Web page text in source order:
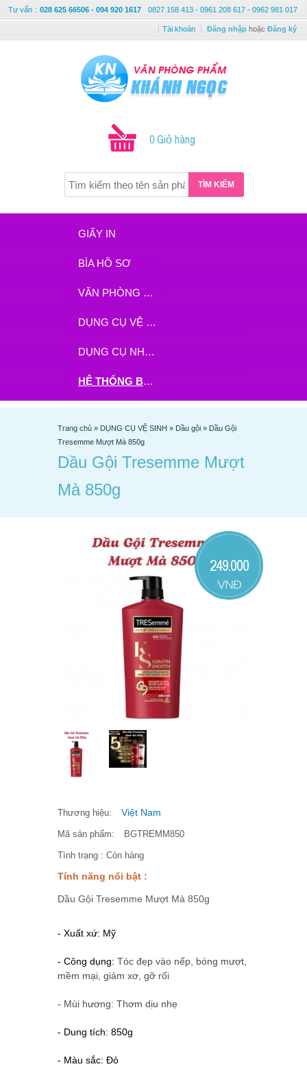
Tư vấn : 028 625 66506 - 094 920 1617 0827 158 413 - 0961 208 617 - 0962 981 017
Tài khoản Đăng nhập hoặc Đăng ký
0 Giỏ hàng
TÌM KIẾM
GIẤY IN
BÌA HỒ SƠ
VĂN PHÒNG PHẨM
DỤNG CỤ VỆ SINH
DỤNG CỤ NHÀ BẾP
HỆ THỐNG BHX - TGDĐ ĐẶT HÀNG TẠI ĐÂY
Trang chủ » DỤNG CỤ VỆ SINH » Dầu gội » Dầu Gội
Tresemme Mượt Mà 850g
Dầu Gội Tresemme Mượt
Mà 850g
249.000
VNĐ
Thương hiệu: Việt Nam
Mã sản phẩm: BGTREMM850
Tình trạng : Còn hàng
Tính năng nổi bật :
Dầu Gội Tresemme Mượt Mà 850g
- Xuất xứ: Mỹ
- Công dụng: Tóc đẹp vào nếp, bóng mượt,
mềm mại, giảm xơ, gỡ rối
- Mùi hương: Thơm dịu nhẹ
- Dung tích: 850g
- Màu sắc: Đỏ